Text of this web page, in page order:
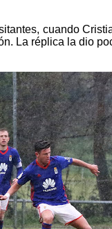
cuando
La réplica la dio